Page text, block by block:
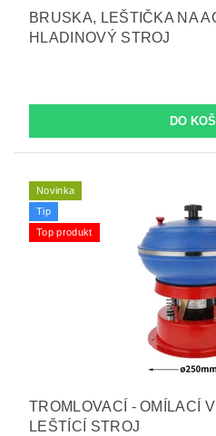
BRUSKA, LEŠTIČKA NA
HLADINOVÝ STROJ
Novinka
Tip
Top produkt
TROMLOVACÍ - OMÍLACÍ
LEŠTÍCÍ STROJ